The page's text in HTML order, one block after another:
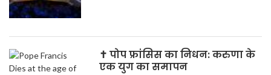
✝️ पोप फ्रांसिस का निधन: करुणा के
एक युग का समापन